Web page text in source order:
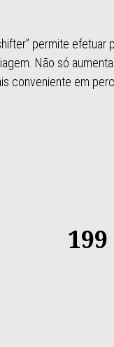
permite efetuar
Não só
conveniente em
199